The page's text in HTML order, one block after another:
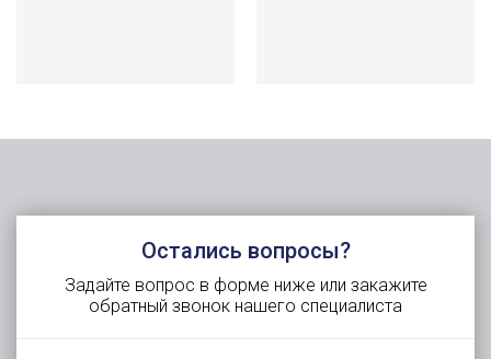
Остались вопросы?
Задайте вопрос в форме ниже или закажите
обратный звонок нашего специалиста